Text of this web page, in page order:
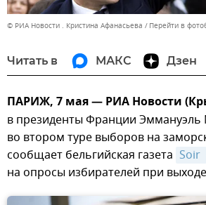
© РИА Новости . Кристина Афанасьева Перейти в
Читать в МАКС Дзен
ПАРИЖ, 7 мая — РИА Новости
в президенты Франции Эммануэль
во втором туре выборов на
сообщает бельгийская газета Soir
на опросы избирателей при выходе